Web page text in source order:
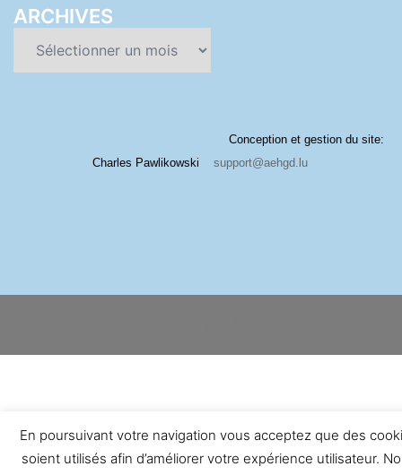
ARCHIVES
Conception et gestion du site:
Charles Pawlikowski support@aehgd.lu
En poursuivant votre navigation vous acceptez que des
soient utilisés afin d’améliorer votre expérience utilisateur.